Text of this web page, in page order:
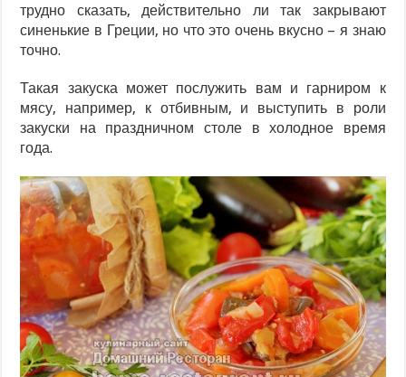
трудно сказать, действительно ли так закрывают
синенькие в Греции, но что это очень вкусно – я знаю
точно.
Такая закуска может послужить вам и гарниром к
мясу, например, к отбивным, и выступить в роли
закуски на праздничном столе в холодное время
года.